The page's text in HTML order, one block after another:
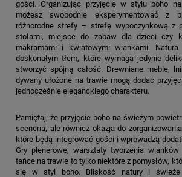
gości. Organizując przyjęcie w stylu boho
możesz swobodnie eksperymentować z
różnorodne strefy – strefę wypoczynkową z
stołami, miejsce do zabaw dla dzieci czy
makramami i kwiatowymi wiankami.
doskonałym tłem, które wymaga jedynie
stworzyć spójną całość. Drewniane meble,
dywany ułożone na trawie mogą dodać
jednocześnie eleganckiego charakteru.
Pamiętaj, że przyjęcie boho na świeżym
sceneria, ale również okazja do
które będą integrować gości i wprowadzą
Gry plenerowe, warsztaty tworzenia
tańce na trawie to tylko niektóre z pomysłów,
się w styl boho. Bliskość natury i świeże